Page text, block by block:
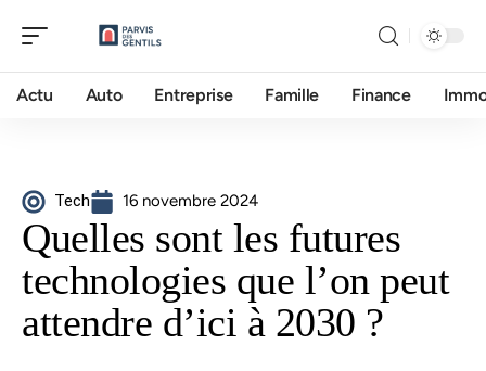
Actu Auto Entreprise Famille Finance
Tech 16 novembre 2024
Quelles sont les futures
technologies que l’on peut
attendre d’ici à 2030 ?